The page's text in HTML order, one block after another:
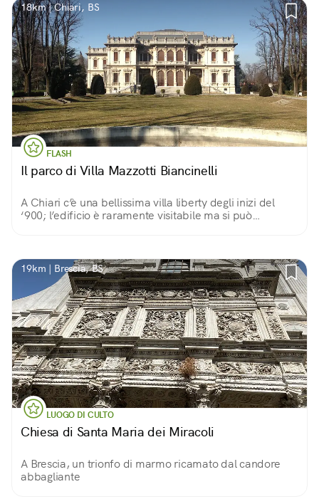
18km | Chiari, BS
FLASH
Il parco di Villa Mazzotti Biancinelli
A Chiari c’è una bellissima villa liberty degli inizi del
‘900; l’edificio è raramente visitabile ma si può
19km | Brescia, BS
LUOGO DI CULTO
Chiesa di Santa Maria dei Miracoli
A Brescia, un trionfo di marmo ricamato dal candore
abbagliante